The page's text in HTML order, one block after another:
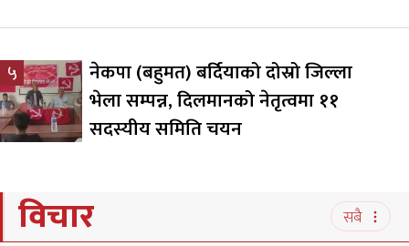
५
नेकपा (बहुमत) बर्दियाको दोस्रो जिल्ला
भेला सम्पन्न, दिलमानको नेतृत्वमा ११
सदस्यीय समिति चयन
विचार सबै